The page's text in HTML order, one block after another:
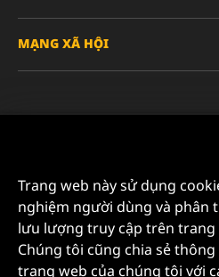
XE HÀNH KHÁCH VÀ XE TẢI
VỀ CHÚNG TÔI
SỰ NGHIỆP
QUYỀN RIÊNG TƯ DỮ LIỆU
MẠNG XÃ HỘI
Facebook
YouTube
MANN+HUMMEL FILTER
Trang web này sử dụng
nghiệm người dùng và phân
lưu lượng truy cập trên trang
Chúng tôi cũng chia sẻ
trang web của chúng tôi với